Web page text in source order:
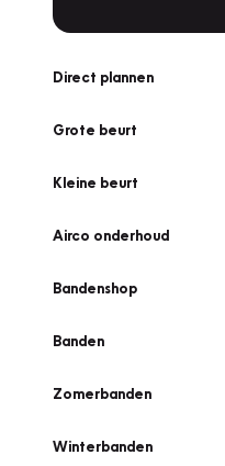
Direct plannen
Grote beurt
Kleine beurt
Airco onderhoud
Bandenshop
Banden
Zomerbanden
Winterbanden